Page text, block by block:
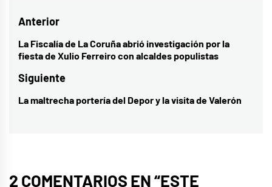
Navegación
de
Anterior
Entrada
anterior:
La Fiscalía de La Coruña abrió investigación por la
fiesta de Xulio Ferreiro con alcaldes populistas
Siguiente
Entrada
La maltrecha portería del Depor y la visita de Valerón
2 COMENTARIOS EN “ESTE